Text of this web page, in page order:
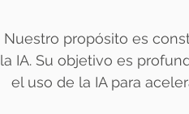
Nuestro propósito es
la IA. Su objetivo es
el uso de la IA para